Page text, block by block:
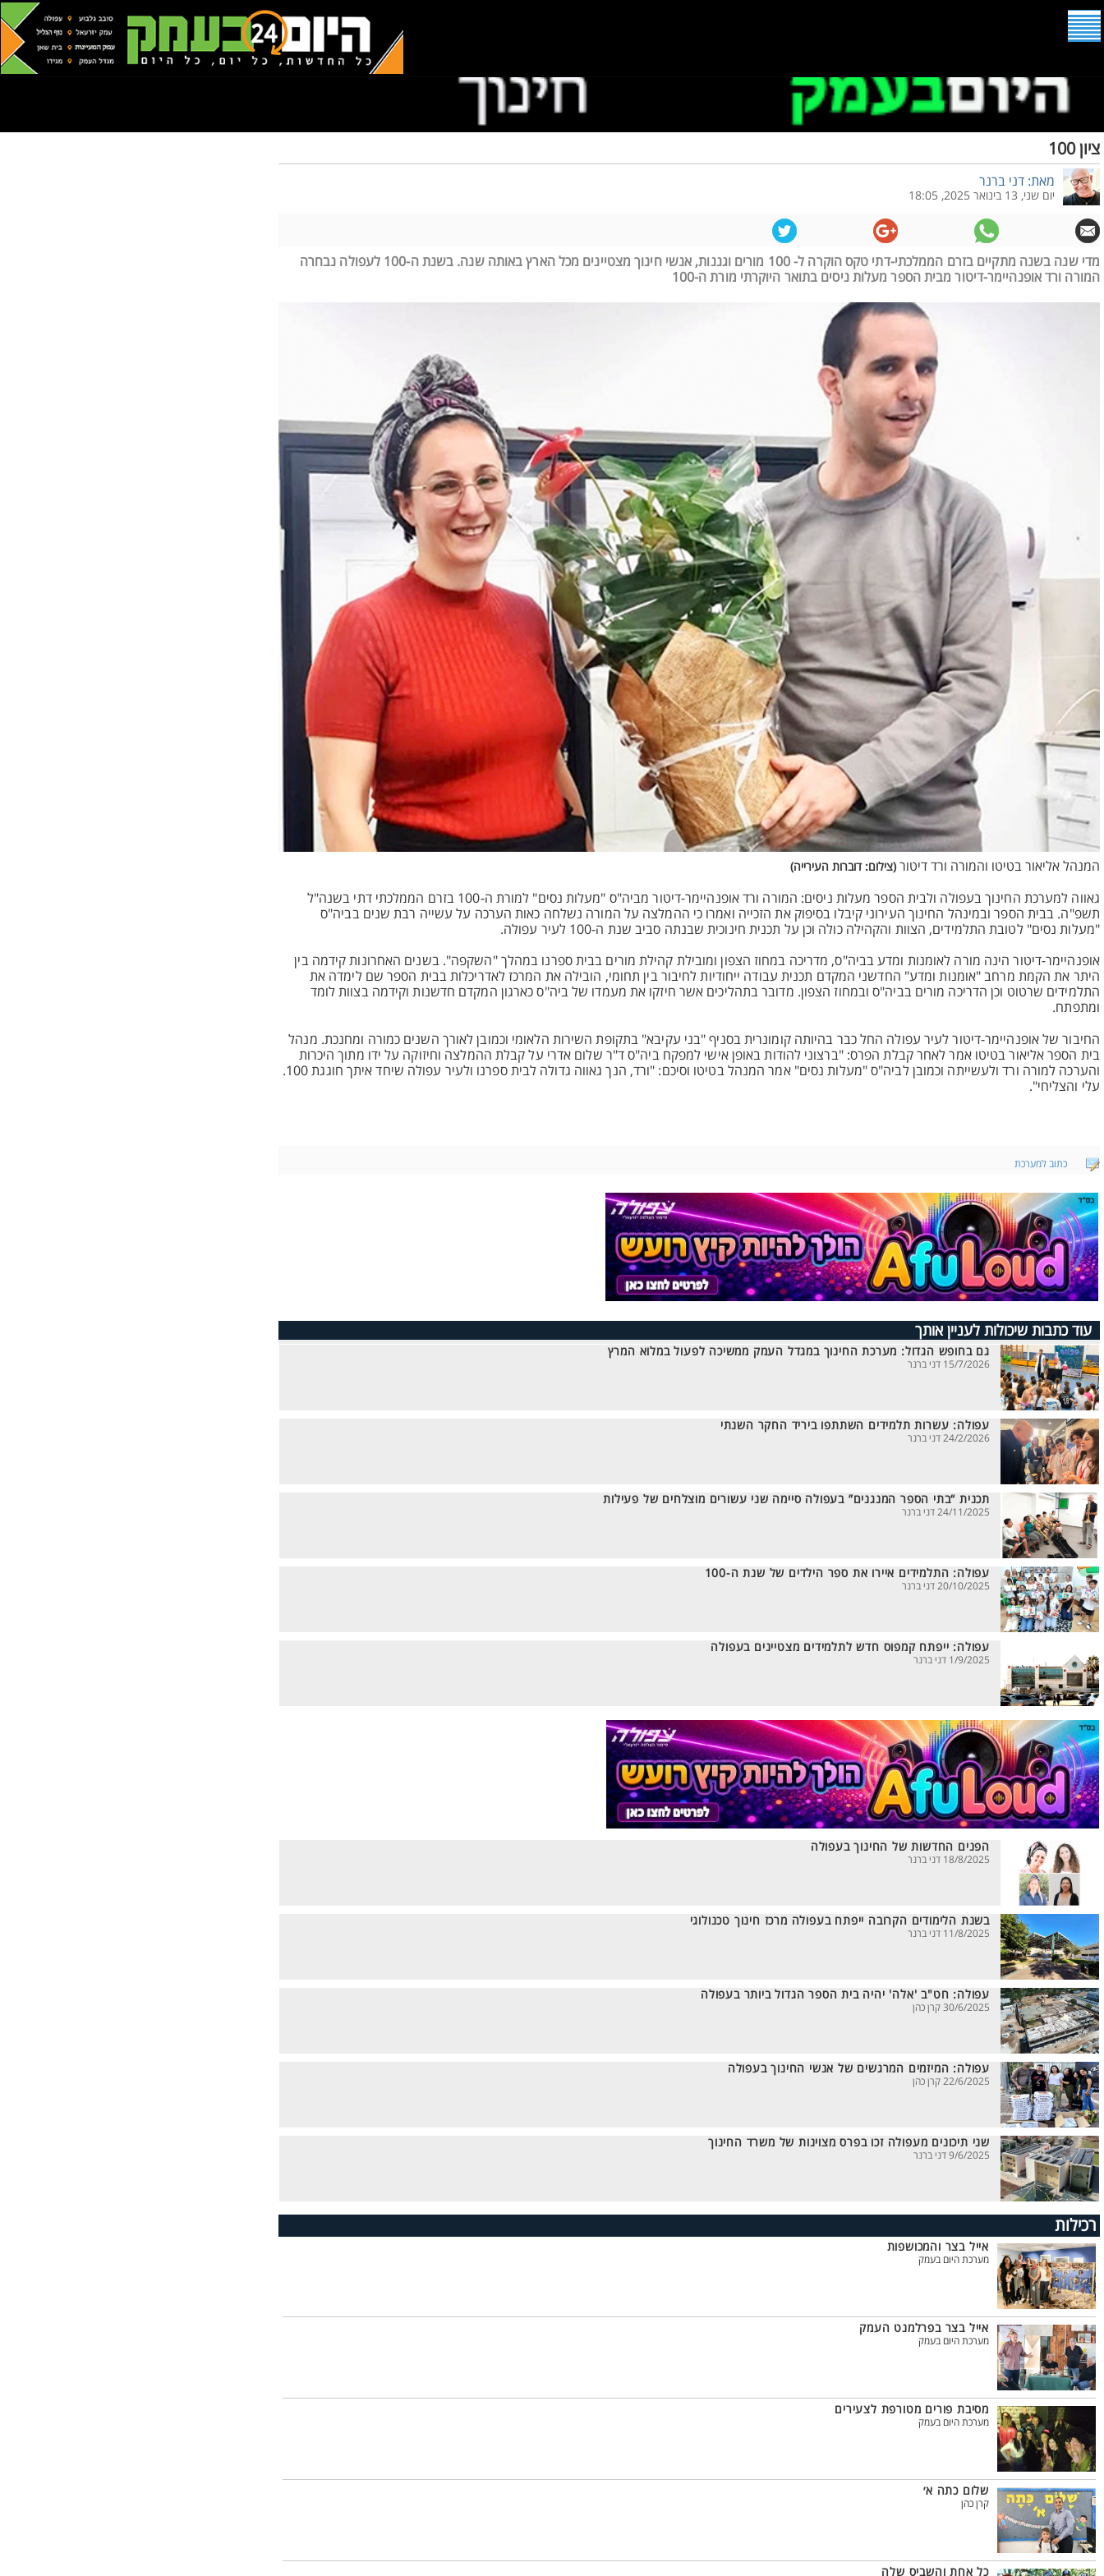
ציון 100
מאת: דני ברנר
יום שני, 13 בינואר 2025, 18:05
מדי שנה בשנה מתקיים בזרם הממלכתי-דתי טקס הוקרה ל- 100 מורים וגננות, אנשי חינוך מצטיינים מכל הארץ באותה שנה. בשנת ה-100 לעפולה נבחרה
המורה ורד אופנהיימר-דיטור מבית הספר מעלות ניסים בתואר היוקרתי מורת ה-100
המנהל אליאור בטיטו והמורה ורד דיטור (צילום: דוברות העירייה)
גאווה למערכת החינוך בעפולה ולבית הספר מעלות ניסים: המורה ורד אופנהיימר-דיטור מביה"ס "מעלות נסים" למורת ה-100 בזרם הממלכתי דתי בשנה"ל
תשפ"ה. בבית הספר ובמינהל החינוך העירוני קיבלו בסיפוק את הזכייה ואמרו כי ההמלצה על המורה נשלחה כאות הערכה על עשייה רבת שנים בביה"ס
"מעלות נסים" לטובת התלמידים, הצוות והקהילה כולה וכן על תכנית חינוכית שבנתה סביב שנת ה-100 לעיר עפולה.
אופנהיימר-דיטור הינה מורה לאומנות ומדע בביה"ס, מדריכה במחוז הצפון ומובילת קהילת מורים בבית ספרנו במהלך "השקפה". בשנים האחרונות קידמה בין
היתר את הקמת מרחב "אומנות ומדע" החדשני המקדם תכנית עבודה ייחודיות לחיבור בין תחומי, הובילה את המרכז לאדריכלות בבית הספר שם לימדה את
התלמידים שרטוט וכן הדריכה מורים בביה"ס ובמחוז הצפון. מדובר בתהליכים אשר חיזקו את מעמדו של ביה"ס כארגון המקדם חדשנות וקידמה בצוות לומד
ומתפתח.
החיבור של אופנהיימר-דיטור לעיר עפולה החל כבר בהיותה קומונרית בסניף "בני עקיבא" בתקופת השירות הלאומי וכמובן לאורך השנים כמורה ומחנכת. מנהל
בית הספר אליאור בטיטו אמר לאחר קבלת הפרס: "ברצוני להודות באופן אישי למפקח ביה"ס ד"ר שלום אדרי על קבלת ההמלצה וחיזוקה על ידו מתוך היכרות
והערכה למורה ורד ולעשייתה וכמובן לביה"ס "מעלות נסים" אמר המנהל בטיטו וסיכם: "ורד, הנך גאווה גדולה לבית ספרנו ולעיר עפולה שיחד איתך חוגגת 100.
עלי והצליחי".
כתוב למערכת
עוד כתבות שיכולות לעניין אותך
גם בחופש הגדול: מערכת החינוך במגדל העמק ממשיכה לפעול במלוא המרץ
15/7/2026 דני ברנר
עפולה: עשרות תלמידים השתתפו ביריד החקר השנתי
24/2/2026 דני ברנר
תכנית “בתי הספר המנגנים” בעפולה סיימה שני עשורים מוצלחים של פעילות
24/11/2025 דני ברנר
עפולה: התלמידים איירו את ספר הילדים של שנת ה-100
20/10/2025 דני ברנר
עפולה: ייפתח קמפוס חדש לתלמידים מצטיינים בעפולה
1/9/2025 דני ברנר
הפנים החדשות של החינוך בעפולה
18/8/2025 דני ברנר
בשנת הלימודים הקרובה ייפתח בעפולה מרכז חינוך טכנולוגי
11/8/2025 דני ברנר
עפולה: חט"ב 'אלה' יהיה בית הספר הגדול ביותר בעפולה
30/6/2025 קרן כהן
עפולה: המיזמים המרגשים של אנשי החינוך בעפולה
22/6/2025 קרן כהן
שני תיכונים מעפולה זכו בפרס מצוינות של משרד החינוך
9/6/2025 דני ברנר
רכילות
אייל בצר והמכושפות
מערכת היום בעמק
אייל בצר בפרלמנט העמק
מערכת היום בעמק
מסיבת פורים מטורפת לצעירים
מערכת היום בעמק
שלום כתה א׳
קרן כהן
כל אחת והשביס שלה